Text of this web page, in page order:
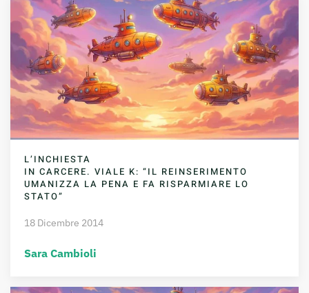
L’INCHIESTA
IN CARCERE. VIALE K: “IL REINSERIMENTO
UMANIZZA LA PENA E FA RISPARMIARE LO
STATO”
18 Dicembre 2014
Sara Cambioli